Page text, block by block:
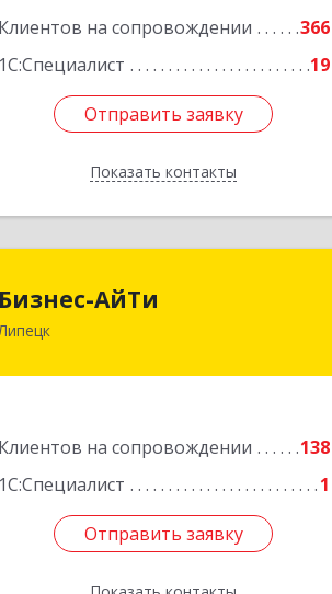
Клиентов на сопровождении
366
1С:Специалист
19
Отправить заявку
Показать контакты
Отправить заявку
Назад
Бизнес-АйТи
Липецк
Клиентов на сопровождении
138
1С:Специалист
1
Отправить заявку
398008, Липецкая обл, Липецк г, 50
Отправить заявку